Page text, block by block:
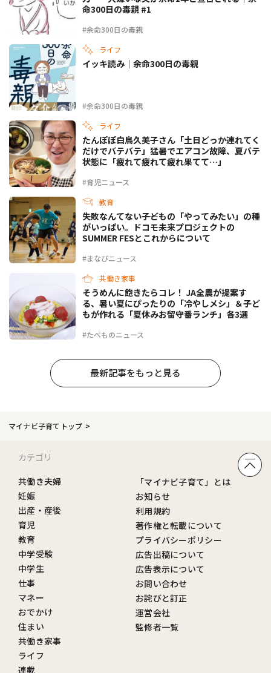
#余命300日の毒親
命300日の毒親 #1
ライフ
#余命300日の毒親
イッキ読み｜余命300日の毒親
ライフ
#育児ニュース
たんぽぽ白鳥久美子さん「土日どっか連れてく
だけでバテバテ」猛暑でエアコン故障、夏バテ
状態に「疲れて疲れて疲れ果てて…」
教育
#まなびニュース
失敗なんてない――子どもの「やってみたい」の種
がいっぱい。ドコモ未来プロジェクトの
SUMMER FESとこれからについて
共働き家事
#たべものニュース
そうめんに飽きたらコレ！ JA全農が提案す
る、暑い夏にぴったりの「冷やしメシ」＆子ど
もが作れる「夏休みお留守番ランチ」各3選
最新記事をもっと見る
マイナビ子育てトップ
カテゴリ
共働き夫婦
妊娠
出産・産後
育児
教育
中学受験
中学生
仕事
マネー
おでかけ
住まい
共働き家事
ライフ
連載
「マイナビ子育て」とは
お知らせ
利用規約
著作権と転載について
プライバシーポリシー
広告出稿について
広告表示について
お問い合わせ
お詫びと訂正
運営会社
監修者一覧